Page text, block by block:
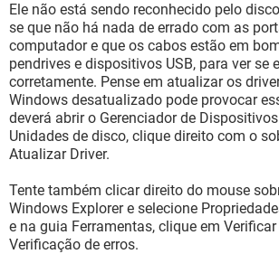
Ele não está sendo reconhecido pelo
se que não há nada de errado com as
computador e que os cabos estão em
pendrives e dispositivos USB, para ver se
corretamente. Pense em atualizar os
Windows desatualizado pode provocar
deverá abrir o Gerenciador de
Unidades de disco, clique direito com o
Atualizar Driver.
Tente também clicar direito do mouse
Windows Explorer e selecione
e na guia Ferramentas, clique em
Verificação de erros.